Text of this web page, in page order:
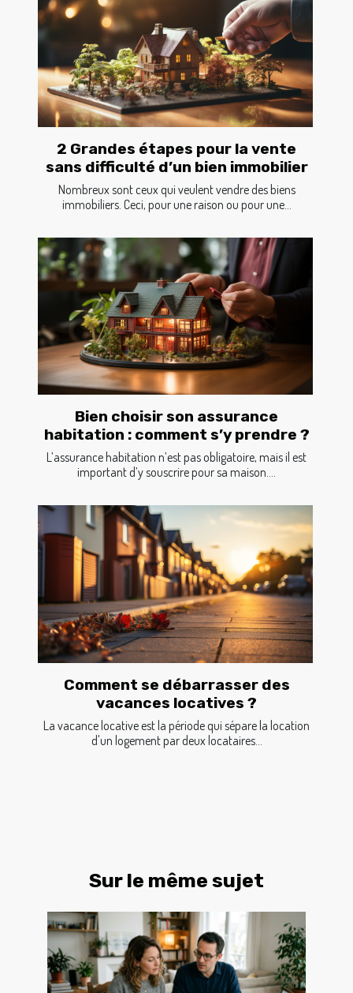
2 Grandes étapes pour la vente
sans difficulté d’un bien immobilier
Nombreux sont ceux qui veulent vendre des biens
immobiliers. Ceci, pour une raison ou pour une...
Bien choisir son assurance
habitation : comment s’y prendre ?
L’assurance habitation n’est pas obligatoire, mais il est
important d’y souscrire pour sa maison....
Comment se débarrasser des
vacances locatives ?
La vacance locative est la période qui sépare la location
d'un logement par deux locataires...
Sur le même sujet